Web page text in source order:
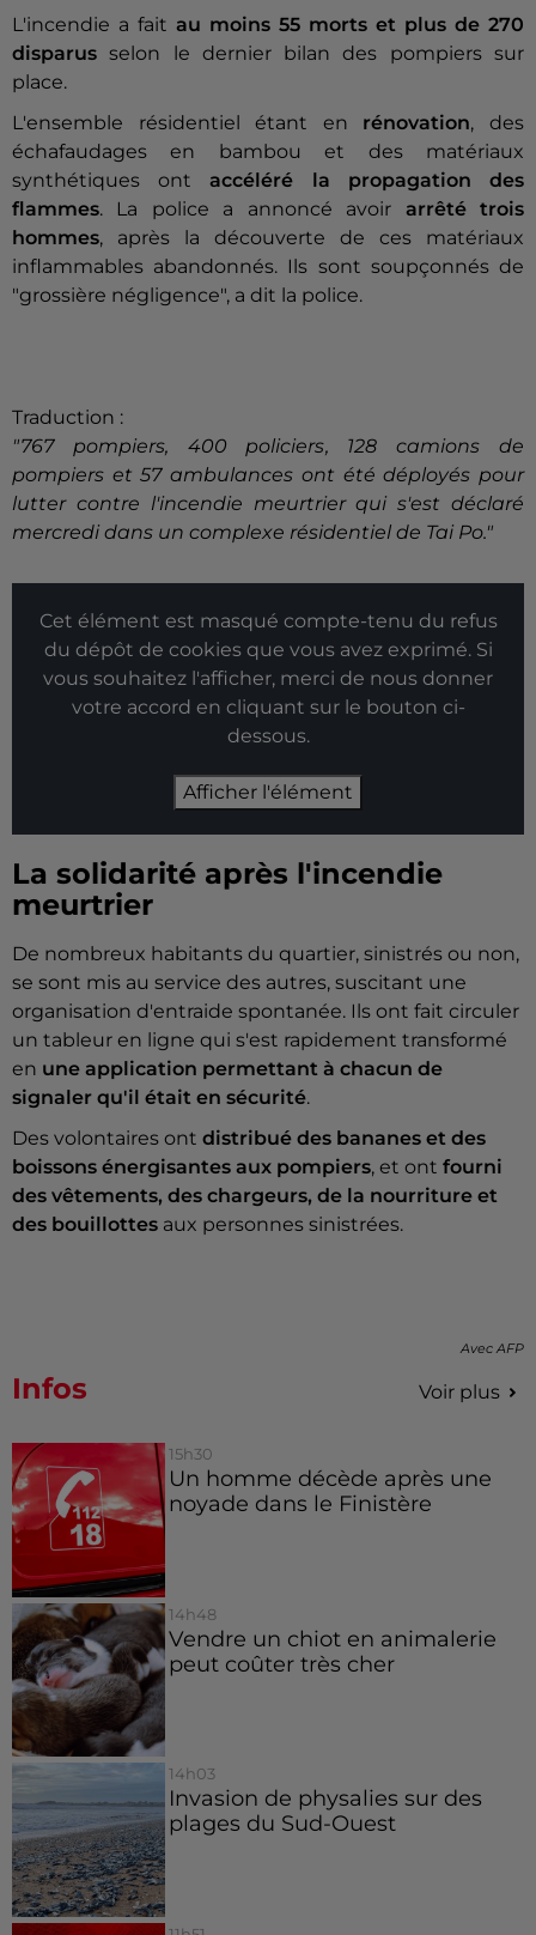
L'incendie a fait au moins 55 morts et plus de 270
disparusselon le dernier bilan des pompiers sur
place.
L'ensemble résidentiel étant en rénovation, des
échafaudages en bambou et des matériaux
synthétiques ont accéléré la propagation des
flammes. La police a annoncé avoir arrêté trois
hommes, après la découverte de ces matériaux
inflammables abandonnés. Ils sont soupçonnés de
"grossière négligence", a dit la police.
Traduction :
"767 pompiers, 400 policiers, 128 camions de
pompiers et 57 ambulances ont été déployés pour
lutter contre l'incendie meurtrier qui s'est déclaré
mercredi dans un complexe résidentiel de Tai Po."
Cet élément est masqué compte-tenu du refus
du dépôt de cookies que vous avez exprimé. Si
vous souhaitez l'afficher, merci de nous donner
votre accord en cliquant sur le bouton ci-
dessous.
Afficher l'élément
La solidarité après l'incendie
meurtrier
De nombreux habitants du quartier, sinistrés ou non,
se sont mis au service des autres, suscitant une
organisation d'entraide spontanée. Ils ont fait circuler
un tableur en ligne qui s'est rapidement transformé
en une application permettant à chacun de
signaler qu'il était en sécurité.
Des volontaires ont distribué des bananes et des
boissons énergisantes aux pompiers, et ont fourni
des vêtements, des chargeurs, de la nourriture et
des bouillottes aux personnes sinistrées.
Avec AFP
Infos Voir plus
15h30
Un homme décède après une
noyade dans le Finistère
14h48
Vendre un chiot en animalerie
peut coûter très cher
14h03
Invasion de physalies sur des
plages du Sud-Ouest